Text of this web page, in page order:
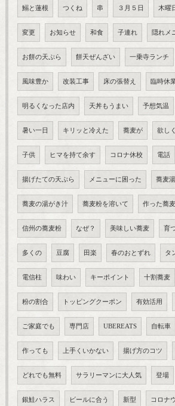
鰯と蓮根 つくね 串 ３月５日 木曜
変更 お知らせ 和食 子連れ 隠れメ
お餅の天ぷら 餅天ぜんざい 一乗寺ランチ
風味豊か 改装工事 床の張替え 臨時休
明るくなった店内 天丼もうまい 予想気温
暑い一日 キリッと冷えた 蕎麦が 欲し
子供 ヒマを持て余す コロナ休校 電話
揚げたての天ぷら メニューに困った 蕎麦湯
蕎麦の湯がき汁 蕎麦粉を溶いて 作った蕎
信州の蕎麦粉 なぜ？ 美味しい蕎麦 育
多くの 豆腐 田楽 春のおとずれ タ
電信柱 味わい キーポイント 十割蕎麦
粉の割合 トッピングクーポン 有効活用
ご家庭でも 専門店 UBEREATS 自転車
作っても 上手くいかない 揚げ方のコツ
どれでも無料 サラリーマンに大人気 登場
銀鮭ハラス ビールに合う 新型 コロナ